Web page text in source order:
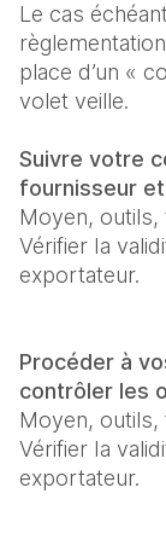
Le cas
place d’un «
volet veille.
Suivre votre
fournisseur
Moyen, outils,
Vérifier Ia
exportateur.
Procéder à
contrôler les
Moyen, outils,
Vérifier Ia
exportateur.